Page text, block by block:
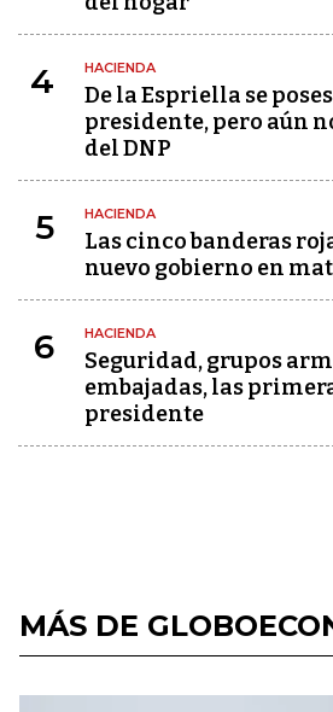
4 HACIENDA
De la Espriella se
presidente, pero aún
del DNP
5 HACIENDA
Las cinco banderas
nuevo gobierno en
6 HACIENDA
Seguridad, grupos
embajadas, las
presidente
MÁS DE